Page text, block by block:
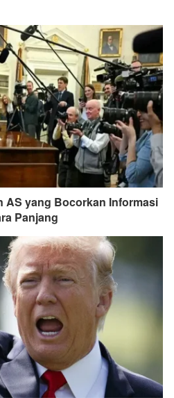
AS yang Bocorkan Informasi
Panjang